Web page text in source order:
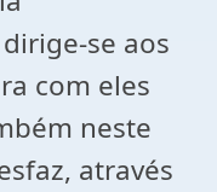
se aos
com eles
neste
através